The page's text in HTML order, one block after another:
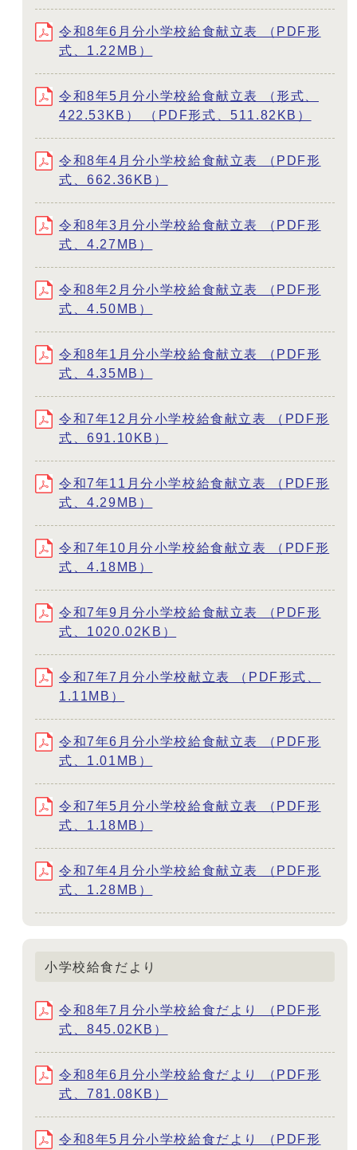
令和8年6月分小学校給食献立表 （PDF形
式、1.22MB）
令和8年5月分小学校給食献立表 （形式、
422.53KB） （PDF形式、511.82KB）
令和8年4月分小学校給食献立表 （PDF形
式、662.36KB）
令和8年3月分小学校給食献立表 （PDF形
式、4.27MB）
令和8年2月分小学校給食献立表 （PDF形
式、4.50MB）
令和8年1月分小学校給食献立表 （PDF形
式、4.35MB）
令和7年12月分小学校給食献立表 （PDF形
式、691.10KB）
令和7年11月分小学校給食献立表 （PDF形
式、4.29MB）
令和7年10月分小学校給食献立表 （PDF形
式、4.18MB）
令和7年9月分小学校給食献立表 （PDF形
式、1020.02KB）
令和7年7月分小学校献立表 （PDF形式、
1.11MB）
令和7年6月分小学校給食献立表 （PDF形
式、1.01MB）
令和7年5月分小学校給食献立表 （PDF形
式、1.18MB）
令和7年4月分小学校給食献立表 （PDF形
式、1.28MB）
小学校給食だより
令和8年7月分小学校給食だより （PDF形
式、845.02KB）
令和8年6月分小学校給食だより （PDF形
式、781.08KB）
令和8年5月分小学校給食だより （PDF形